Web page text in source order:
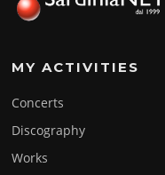
MY ACTIVITIES
Concerts
Discography
Works